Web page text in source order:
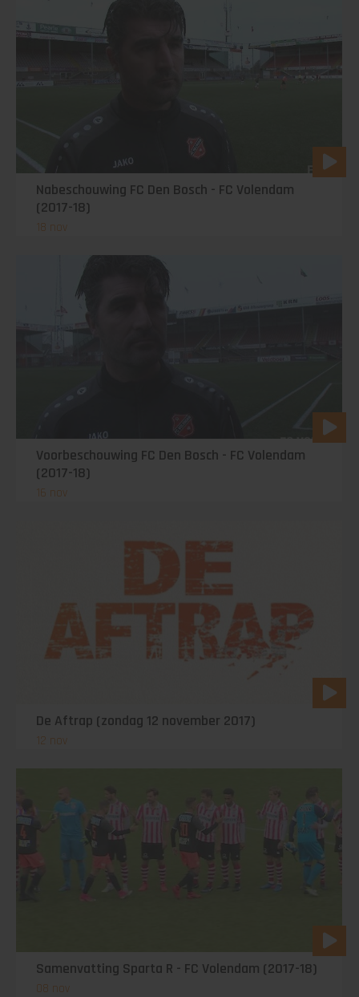
Nabeschouwing FC Den Bosch - FC Volendam
(2017-18)
18 nov
Voorbeschouwing FC Den Bosch - FC Volendam
(2017-18)
16 nov
De Aftrap (zondag 12 november 2017)
12 nov
Samenvatting Sparta R - FC Volendam (2017-18)
08 nov